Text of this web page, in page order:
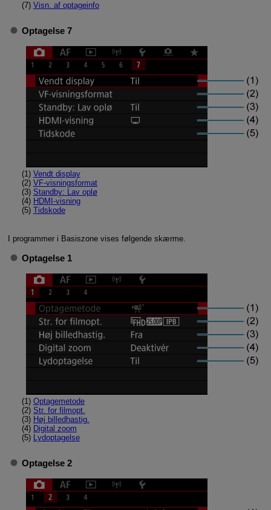
(7) Visn. af optageinfo
Optagelse 7
(1) Vendt display
(2) VF-visningsformat
(3) Standby: Lav oplø
(4) HDMI-visning
(5) Tidskode
I programmer i Basiszone vises følgende skærme.
Optagelse 1
(1) Optagemetode
(2) Str. for filmopt.
(3) Høj billedhastig.
(4) Digital zoom
(5)
Lydoptagelse
Optagelse 2